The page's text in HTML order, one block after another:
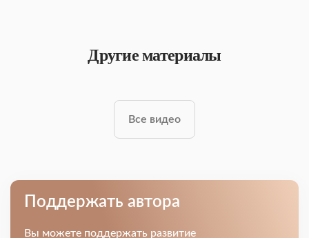
Другие материалы
Все видео
Поддержать автора
Вы можете поддержать развитие